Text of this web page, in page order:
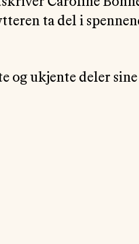
ta del i
og ukjente deler